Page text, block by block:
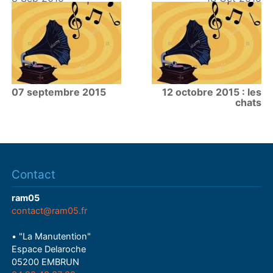
07 septembre 2015
12 octobre 2015 : les
chats
Contact
ram05
contact@ram05.fr
• "La Manutention"
Espace Delaroche
05200 EMBRUN